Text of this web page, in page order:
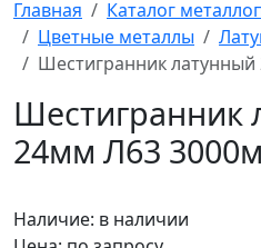
Главная
Каталог
Цветные металлы
Шестигранник
Шестигранник
24мм Л63
Наличие: в наличии